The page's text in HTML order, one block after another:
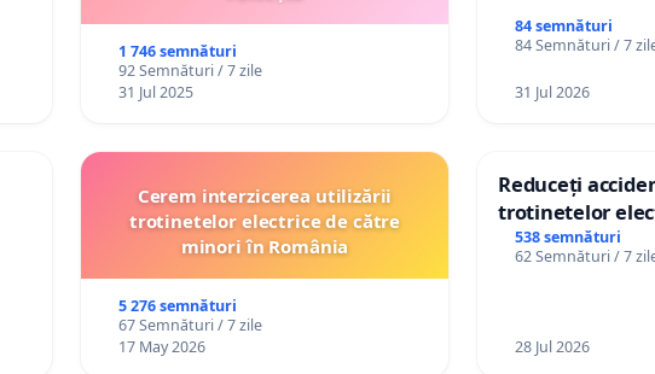
1 746 semnături
92 Semnături / 7 zile
31 Jul 2025
84 semnături
84 Semnături / 7
31 Jul 2026
Cerem interzicerea utilizării
trotinetelor electrice de către
minori în România
5 276 semnături
67 Semnături / 7 zile
17 May 2026
Reduceți
trotinetelor
538 semnături
62 Semnături / 7
28 Jul 2026